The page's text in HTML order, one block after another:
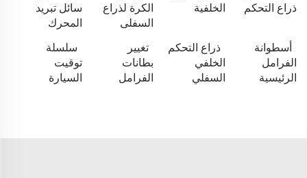
ذراع التحكم
الخلفية
الكرة لذراع
السفلى
سائل تبريد
المحرك
أسطوانة
الفرامل
الرئيسية
ذراع التحكم
الخلفي
السفلي
تغيير
بطانات
الفرامل
سلسلة
توقيت
السيارة